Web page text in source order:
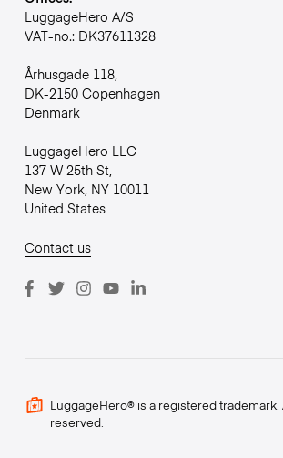
LuggageHero A/S
VAT-no.: DK37611328
Århusgade 118,
DK-2150 Copenhagen
Denmark
LuggageHero LLC
137 W 25th St,
New York, NY 10011
United States
Contact us
LuggageHero® is a registered trademark.
reserved.